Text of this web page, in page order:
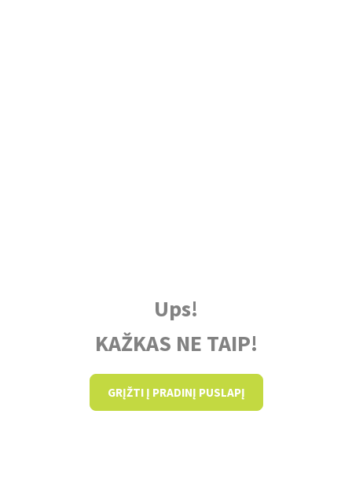
Ups!
KAŽKAS NE TAIP!
GRĮŽTI Į PRADINĮ PUSLAPĮ